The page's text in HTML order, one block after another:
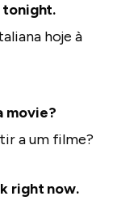
hoje à
movie?
a um filme?
right now.